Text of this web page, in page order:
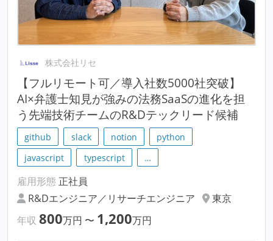
株式会社リセ
【フルリモート可／導入社数5000社突破】
AI×弁護士知見が強みの法務SaaSの進化を担
う先端技術チームのR&Dテックリード候補
github slack notion
python
javascript
typescript …
雇用形態 正社員
R&Dエンジニア／リサーチエンジニア
東京
年収 800万円 〜 1,200万円